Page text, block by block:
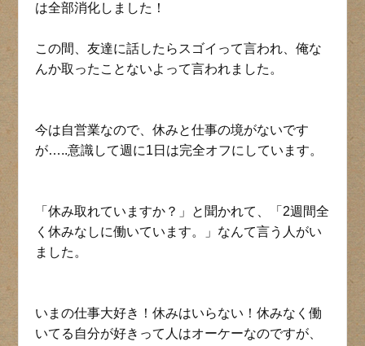
は全部消化しました！
この間、友達に話したらスゴイって言われ、俺な
んか取ったことないよって言われました。
今は自営業なので、休みと仕事の境がないです
が…..意識して週に1日は完全オフにしています。
「休み取れていますか？」と聞かれて、「2週間全
く休みなしに働いています。」なんて言う人がい
ました。
いまの仕事大好き！休みはいらない！休みなく働
いてる自分が好きって人はオーケーなのですが、